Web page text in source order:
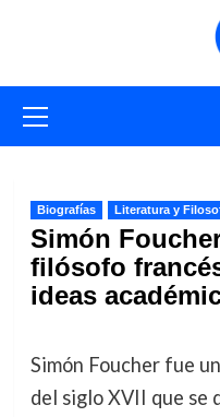
primario
Biografías Literatura y
Simón
filósofo
ideas
Simón Foucher fue
del siglo XVII que se